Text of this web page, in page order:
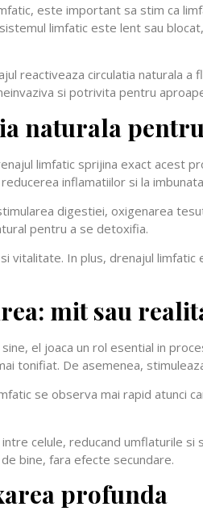
este important sa stim ca
limfatic este lent sau
reactiveaza circulatia naturala
si potrivita pentru
naturala
limfatic sprijina exact acest
inflamatiilor si la
digestiei, oxigenarea
pentru a se detoxifia.
vitalitate. In plus, drenajul
mit sau
el joaca un rol esential in
tonifiat. De asemenea,
se observa mai rapid atunci
celule, reducand umflaturile
bine, fara efecte secundare.
profunda